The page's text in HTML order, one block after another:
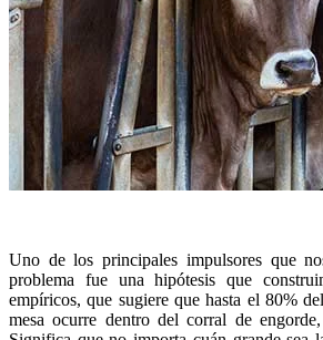
Uno de los principales impulsores que
problema fue una hipótesis que
empíricos, que sugiere que hasta el 80%
mesa ocurre dentro del corral de